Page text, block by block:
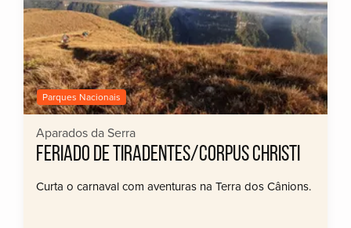
Parques Nacionais
Aparados da Serra
FERIADO DE TIRADENTES/CORPUS CHRISTI
Curta o carnaval com aventuras na Terra dos Cânions.